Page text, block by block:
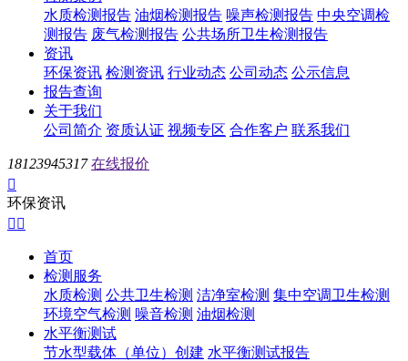
水质检测报告 油烟检测报告 噪声检测报告 中央空调检
测报告 废气检测报告 公共场所卫生检测报告
资讯
环保资讯 检测资讯 行业动态 公司动态 公示信息
报告查询
关于我们
公司简介 资质认证 视频专区 合作客户 联系我们
18123945317 在线报价

环保资讯
 
首页
检测服务
水质检测 公共卫生检测 洁净室检测 集中空调卫生检测
环境空气检测 噪音检测 油烟检测
水平衡测试
节水型载体（单位）创建 水平衡测试报告